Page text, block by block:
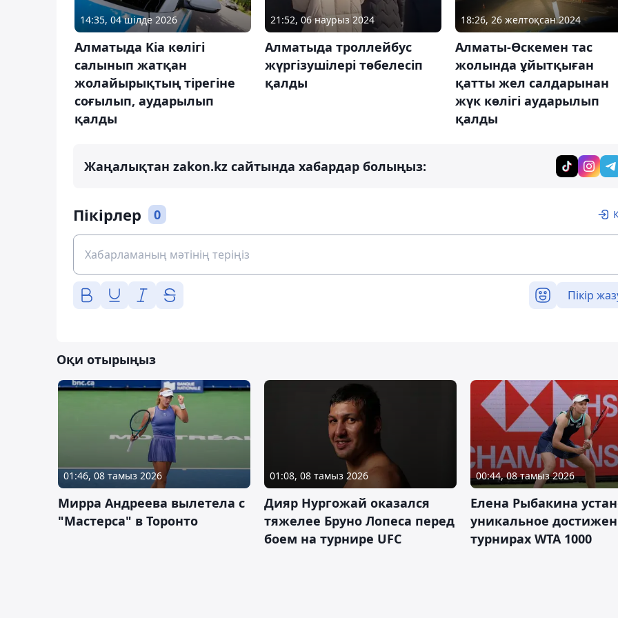
14:35, 04 шілде 2026
Алматыда Kia көлігі
салынып жатқан
жолайырықтың тірегіне
соғылып, аударылып
қалды
21:52, 06 наурыз 2024
Алматыда троллейбус
жүргізушілері төбелесіп
қалды
18:26, 26 желтоқсан 2024
Алматы-Өскемен тас
жолында ұйытқыған
қатты жел салдарынан
жүк көлігі аударылып
қалды
Жаңалықтан zakon.kz сайтында хабардар болыңыз:
Пікірлер 0
Пікір
Оқи отырыңыз
01:46, 08 тамыз 2026
Мирра Андреева вылетела с
"Мастерса" в Торонто
01:08, 08 тамыз 2026
Дияр Нургожай оказался
тяжелее Бруно Лопеса перед
боем на турнире UFC
00:44, 08 тамыз 2026
Елена Рыбакина
уникальное
турнирах WTA 1000